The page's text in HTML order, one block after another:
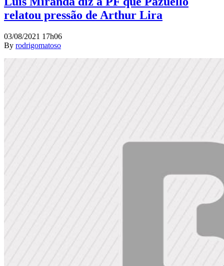
relatou pressão de Arthur Lira
03/08/2021 17h06
By rodrigomatoso